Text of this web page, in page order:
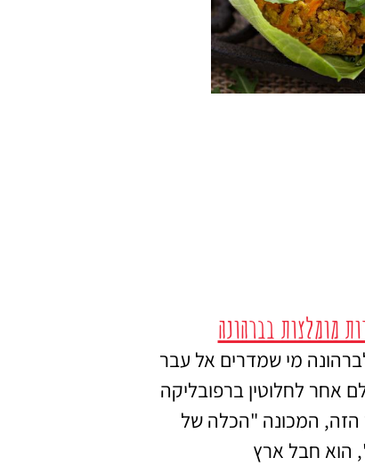
מומלצות בברהונה
מי שמדרים אל עבר
אחר לחלוטין ברפובליקה
הזה, המכונה "הכלה של
הוא חבל ארץ